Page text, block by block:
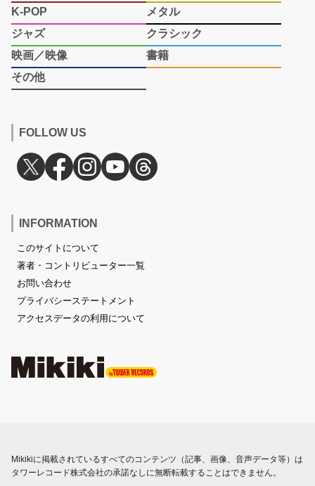
K-POP
メタル
ジャズ
クラシック
映画／映像
書籍
その他
FOLLOW US
INFORMATION
このサイトについて
著者・コントリビューター一覧
お問い合わせ
プライバシーステートメント
アクセスデータの利用について
Mikikiに掲載されているすべてのコンテンツ（記事、画像、音声データ等）は
タワーレコード株式会社の承諾なしに無断転載することはできません。